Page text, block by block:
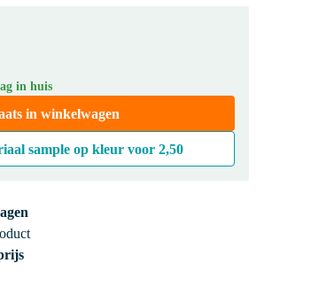
in huis
in winkelwagen
sample op kleur voor2,50